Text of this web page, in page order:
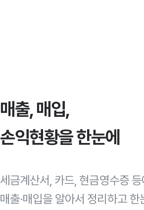
매출, 매입,
손익현황을 한눈에
세금계산서, 카드, 현금영수증
매출·매입을 알아서 정리하고 한